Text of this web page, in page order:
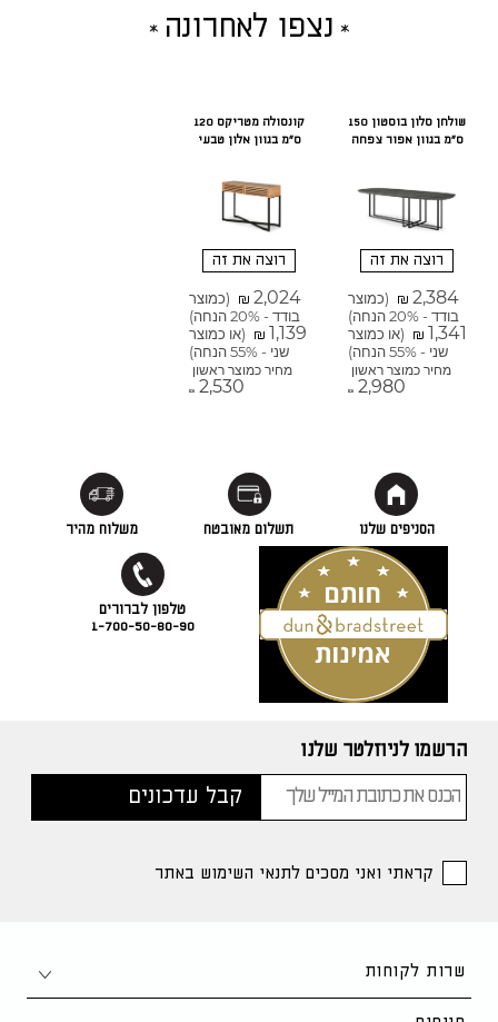
נצפו לאחרונה
שולחן סלון בוסטון 150
ס"מ בגוון אפור צפחה
רוצה את זה
₪ 2,384
(כמוצר
בודד - 20% הנחה)
₪ 1,341
(או כמוצר
שני - 55% הנחה)
מחיר כמוצר ראשון
₪ 2,980
קונסולה מטריקס 120
ס"מ בגוון אלון טבעי
רוצה את זה
₪ 2,024
(כמוצר
בודד - 20% הנחה)
₪ 1,139
(או כמוצר
שני - 55% הנחה)
מחיר כמוצר ראשון
₪ 2,530
הסניפים שלנו תשלום מאובטח משלוח מהיר
1-700-50-80-90
הרשמו לניוזלטר שלנו
קראתי ואני מסכים לתנאי השימוש באתר
שרות לקוחות